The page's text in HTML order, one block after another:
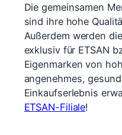
Die gemeinsamen
sind ihre hohe
Außerdem werden
exklusiv für ETSAN
Eigenmarken von
angenehmes,
Einkaufserlebnis
ETSAN-Filiale!